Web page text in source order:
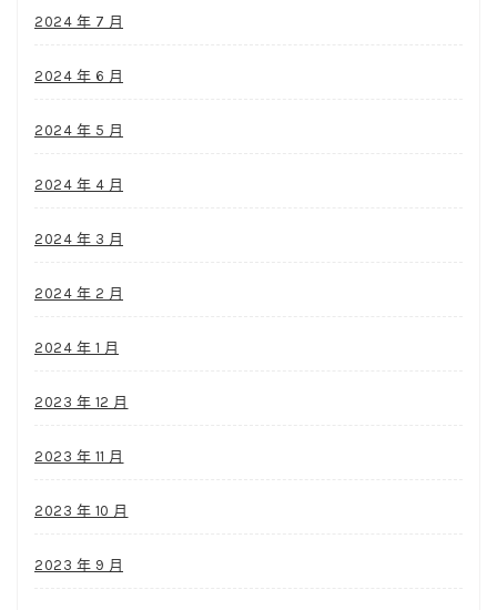
2024 年 7 月
2024 年 6 月
2024 年 5 月
2024 年 4 月
2024 年 3 月
2024 年 2 月
2024 年 1 月
2023 年 12 月
2023 年 11 月
2023 年 10 月
2023 年 9 月